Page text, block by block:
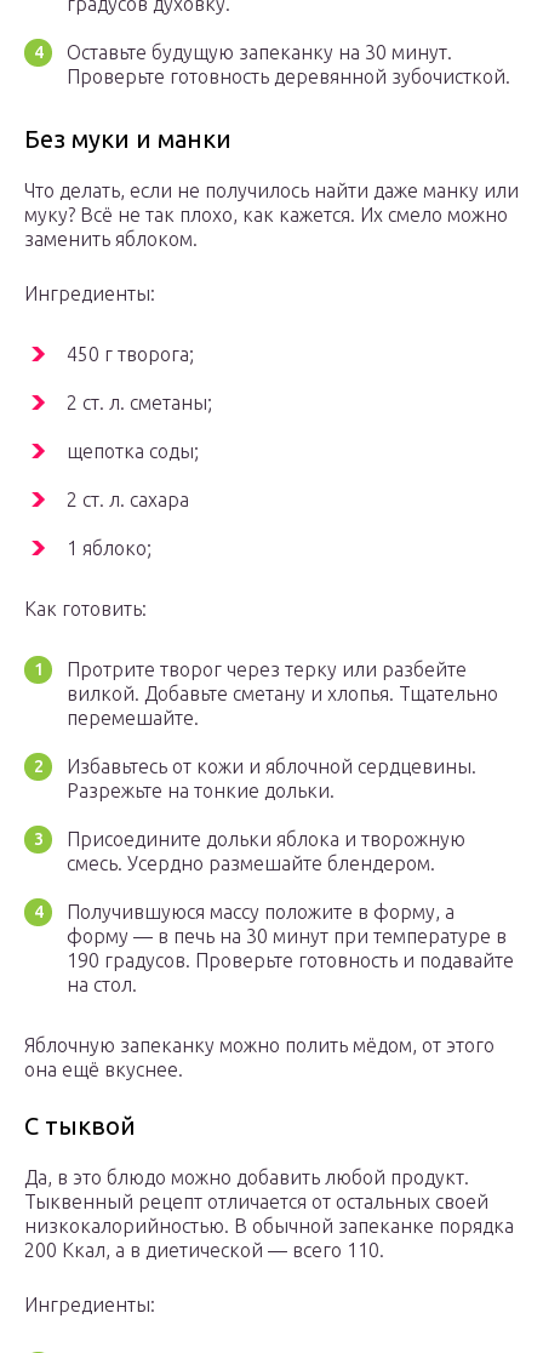
Оставьте будущую запеканку на 30 минут.
Проверьте готовность деревянной зубочисткой.
Без муки и манки
Что делать, если не получилось найти даже манку или
муку? Всё не так плохо, как кажется. Их смело можно
заменить яблоком.
Ингредиенты:
450 г творога;
2 ст. л. сметаны;
щепотка соды;
2 ст. л. сахара
1 яблоко;
Как готовить:
Протрите творог через терку или разбейте
вилкой. Добавьте сметану и хлопья. Тщательно
перемешайте.
Избавьтесь от кожи и яблочной сердцевины.
Разрежьте на тонкие дольки.
Присоедините дольки яблока и творожную
смесь. Усердно размешайте блендером.
Получившуюся массу положите в форму, а
форму — в печь на 30 минут при температуре в
190 градусов. Проверьте готовность и подавайте
на стол.
Яблочную запеканку можно полить мёдом, от этого
она ещё вкуснее.
С тыквой
Да, в это блюдо можно добавить любой продукт.
Тыквенный рецепт отличается от остальных своей
низкокалорийностью. В обычной запеканке порядка
200 Ккал, а в диетической — всего 110.
Ингредиенты: